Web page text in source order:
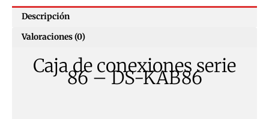
Descripción
Valoraciones (0)
Caja de conexiones serie
86 – DS-KAB86